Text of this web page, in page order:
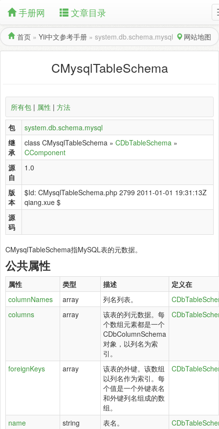
手册网 文章目录
首页 » Yii中文参考手册 » system.db.schema.mysql 网站地图
CMysqlTableSchema
所有包 | 属性 | 方法
包
system.db.schema.mysql
继
承
class CMysqlTableSchema » CDbTableSchema »
CComponent
源
自
1.0
版
本
$Id: CMysqlTableSchema.php 2799 2011-01-01 19:31:13Z
qiang.xue $
源
码
CMysqlTableSchema指MySQL表的元数据。
公共属性
属性 类型 描述
定义在
columnNames
array 列名列表。
columns
array
该表的列元数据。每
个数组元素都是一个
CDbColumnSchema
对象，以列名为索
引。
foreignKeys array
该表的外键。该数组
以列名作为索引。每
个值是一个外键表名
和外键列名组成的数
组。
name string 表名。